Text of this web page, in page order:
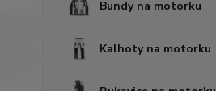
Bundy na motorku
Kalhoty na motorku